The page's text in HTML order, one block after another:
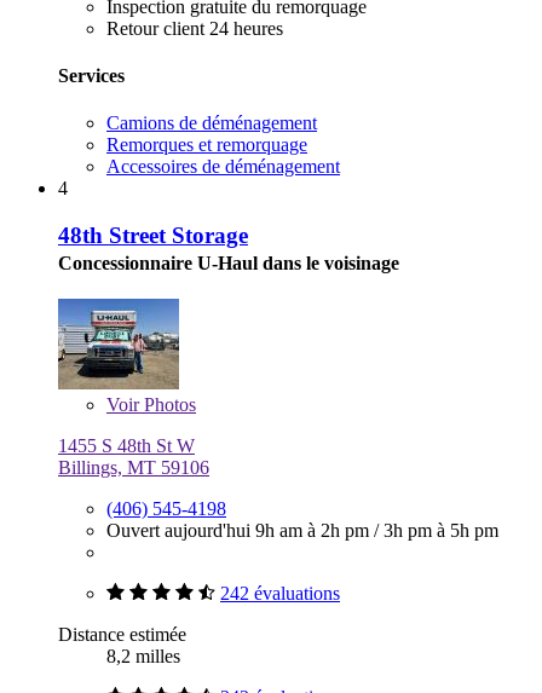
Inspection gratuite du remorquage
Retour client 24 heures
Services
Camions de déménagement
Remorques et remorquage
Accessoires de déménagement
4
48th Street Storage
Concessionnaire U-Haul dans le voisinage
VoirPhotos
1455 S 48th St W
Billings, MT 59106
(406) 545-4198
Ouvert aujourd'hui 9h am à 2h pm /3h pm à 5h pm
242 évaluations
Distance estimée
8,2 milles